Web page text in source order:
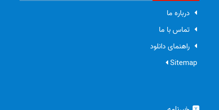
درباره ما
تماس با ما
راهنمای دانلود
Sitemap